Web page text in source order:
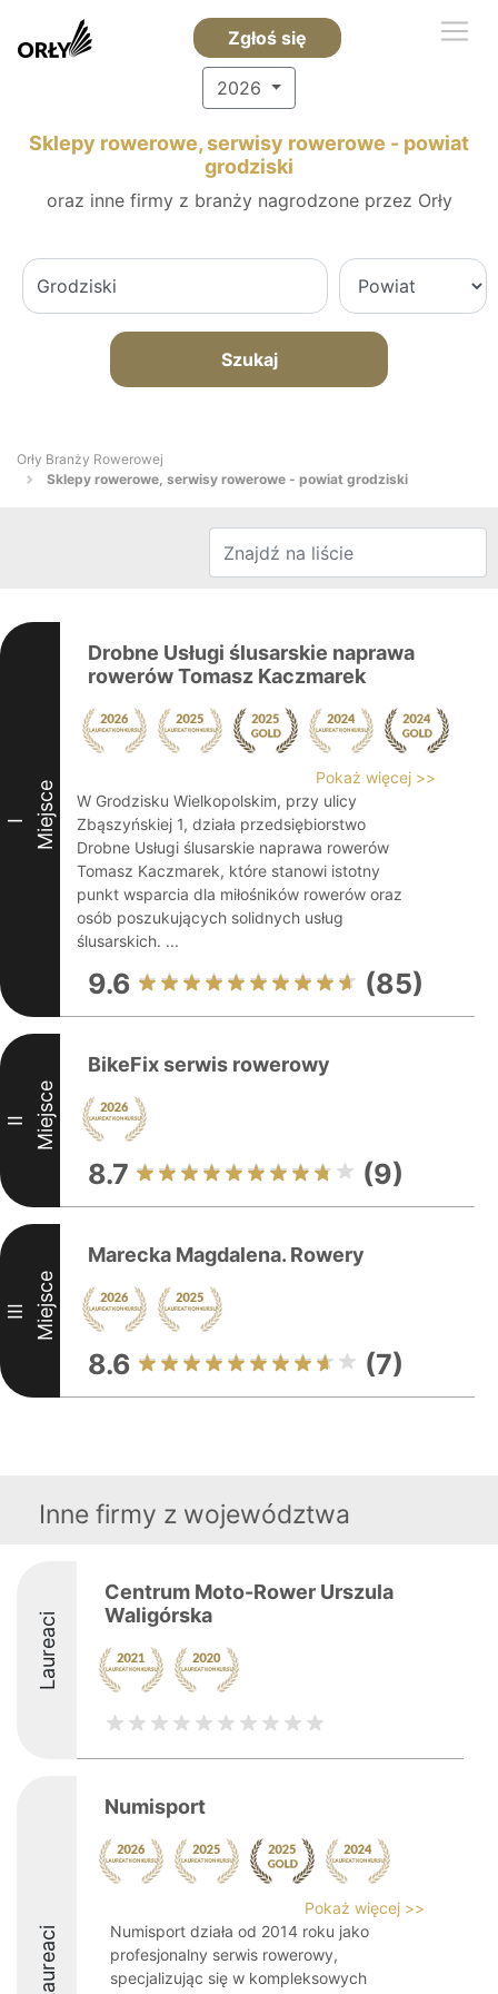
Zgłoś się
2026
Sklepy rowerowe, serwisy rowerowe - powiat
grodziski
oraz inne firmy z branży nagrodzone przez Orły
Szukaj
Orły Branży Rowerowej
Sklepy rowerowe, serwisy rowerowe - powiat grodziski
I Miejsce
Drobne Usługi ślusarskie naprawa
rowerów Tomasz Kaczmarek
Pokaż więcej >>
W Grodzisku Wielkopolskim, przy ulicy
Zbąszyńskiej 1, działa przedsiębiorstwo
Drobne Usługi ślusarskie naprawa rowerów
Tomasz Kaczmarek, które stanowi istotny
punkt wsparcia dla miłośników rowerów oraz
osób poszukujących solidnych usług
ślusarskich. ...
9.6 (85)
II Miejsce
BikeFix serwis rowerowy
8.7 (9)
III Miejsce
Marecka Magdalena. Rowery
8.6 (7)
Inne firmy z województwa
Laureaci
Centrum Moto-Rower Urszula
Waligórska
Laureaci
Numisport
Pokaż więcej >>
Numisport działa od 2014 roku jako
profesjonalny serwis rowerowy,
specjalizując się w kompleksowych